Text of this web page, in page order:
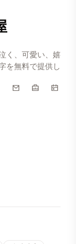
く、可愛い、嬉
を無料で提供し